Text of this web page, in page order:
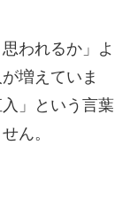
われるか」よ
増えていま
」という言葉
ん。